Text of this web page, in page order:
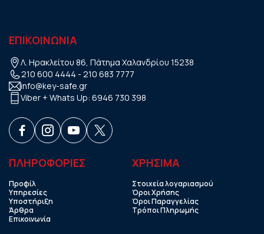
ΕΠΙΚΟΙΝΩΝΙΑ
Λ. Ηρακλείτου 86, Πάτημα Χαλανδρίου 15238
210 600 4444 - 210 683 7777
info@key-safe.gr
Viber + Whats Up: 6946 730 398
ΠΛΗΡΟΦΟΡΙΕΣ
Προφίλ
Υπηρεσίες
Υποστήριξη
Άρθρα
Επικοινωνία
ΧΡHΣΙΜΑ
Στοιχεία λογαριασμού
Όροι Χρήσης
Όροι Παραγγελίας
Τρόποι Πληρωμής